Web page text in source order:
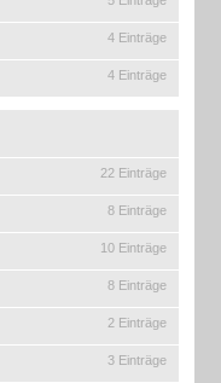
4 Einträge
4 Einträge
22 Einträge
8 Einträge
10 Einträge
8 Einträge
2 Einträge
3 Einträge